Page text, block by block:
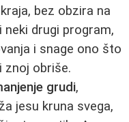
bez obzira na
neki drugi program,
i snage ono što
znoj obriše.
grudi,
jesu kruna svega,